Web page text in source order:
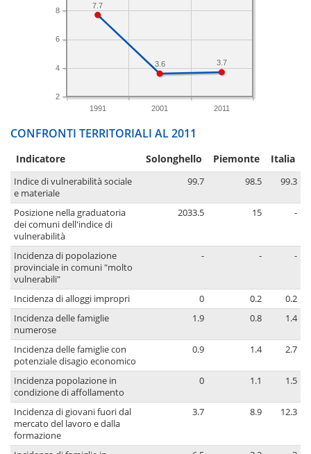
1991 2001 2011
2
4
6
8
3.7
3.6
7.7
CONFRONTI TERRITORIALI AL 2011
Indicatore Solonghello Piemonte Italia
Indice di vulnerabilità sociale
e materiale
99.7 98.5 99.3
Posizione nella graduatoria
dei comuni dell'indice di
vulnerabilità
2033.5 15 -
Incidenza di popolazione
provinciale in comuni "molto
vulnerabili"
- - -
Incidenza di alloggi impropri 0 0.2
0.2
Incidenza delle famiglie
numerose
1.9 0.8 1.4
Incidenza delle famiglie con
potenziale disagio economico
0.9 1.4 2.7
Incidenza popolazione in
condizione di affollamento
0 1.1 1.5
Incidenza di giovani fuori dal
mercato del lavoro e dalla
formazione
3.7 8.9 12.3